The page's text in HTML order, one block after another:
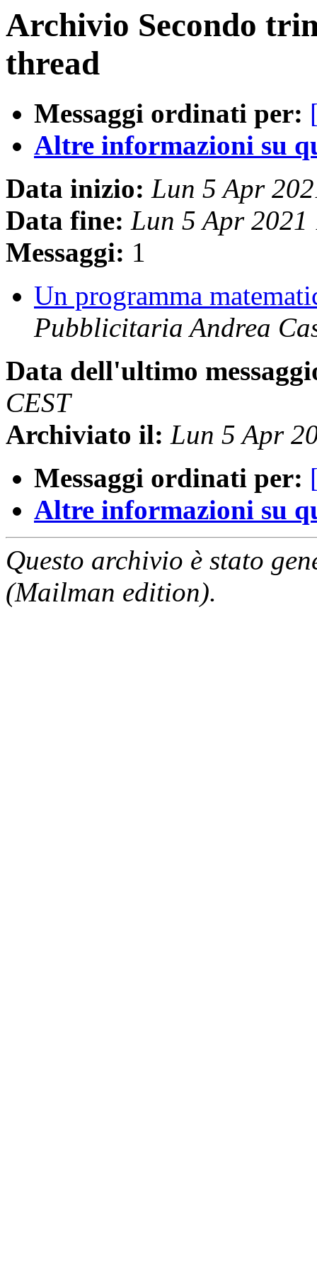
Archivio Secondo
thread
Messaggi ordinati per:
Altre informazioni su
Data inizio: Lun 5 Apr
Data fine: Lun 5 Apr 2021
Messaggi: 1
Un programma
Pubblicitaria Andrea
Data dell'ultimo
CEST
Archiviato il: Lun 5 Apr
Messaggi ordinati per:
Altre informazioni su
Questo archivio è stato
(Mailman edition).